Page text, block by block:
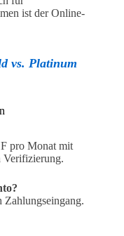
ist der Online-
vs. Platinum
pro Monat mit
Verifizierung.
Zahlungseingang.